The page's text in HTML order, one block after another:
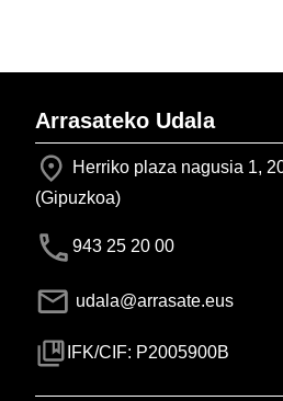
Arrasateko Udala
Herriko plaza nagusia 1,
(Gipuzkoa)
943 25 20 00
udala@arrasate.eus
IFK/CIF: P2005900B